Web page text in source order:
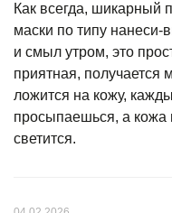
Как всегда, шикарный
маски по типу
и смыл утром, это
приятная, получается
ложится на кожу,
просыпаешься, а кожа
светится.